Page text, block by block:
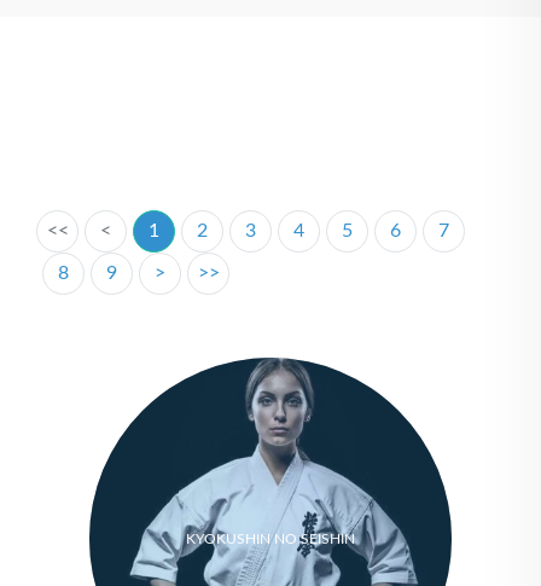
<< < 1 2 3 4 5 6 7
8 9 > >>
KYOKUSHIN NO SEISHIN